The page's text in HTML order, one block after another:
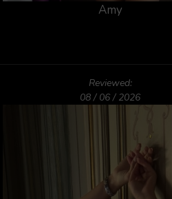
Amy
Reviewed:
08 / 06 / 2026